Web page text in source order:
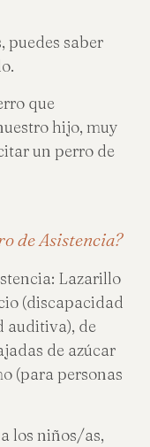
puedes saber
que
hijo, muy
un perro de
de Asistencia?
Lazarillo
(discapacidad
auditiva), de
de azúcar
(para personas
los niños/as,